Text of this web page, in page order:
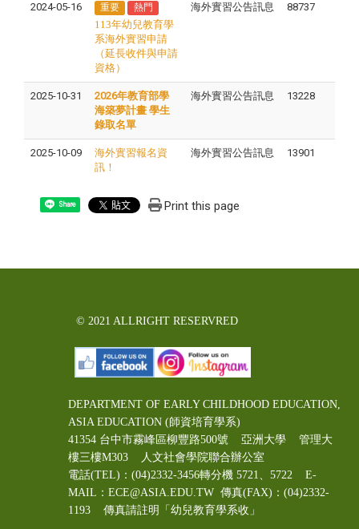
2024-05-16 重要 熱門
113年幼兒教育學
系海外實習申請
（延長收件與申請
資格）
海外實習公告訊息 88737
2025-10-31
2026年教育部學
海築夢計畫 學生
錄取名單
海外實習公告訊息 13228
2025-10-09
海外實習報名資
訊！
海外實習公告訊息 13901
Share Print this page
© 2021 ALLRIGHT RESERVRED
DEPARTMENT OF EARLY CHILDHOOD EDUCATION,
ASIA EDUCATION (師資培育學系)
41354 台中市霧峰區柳豐路500號 亞洲大學 管理大
樓三樓M303 人文社會學院聯合辦公室
電話(TEL)：(04)2332-3456轉分機 5721、5722 E-
MAIL：ECE@ASIA.EDU.TW 傳真(FAX)：(04)2332-
1193 傳真請註明「幼兒教育學系收」